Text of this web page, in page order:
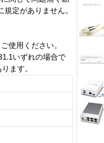
定がありません。
使用ください。
いずれの場合で
ます。